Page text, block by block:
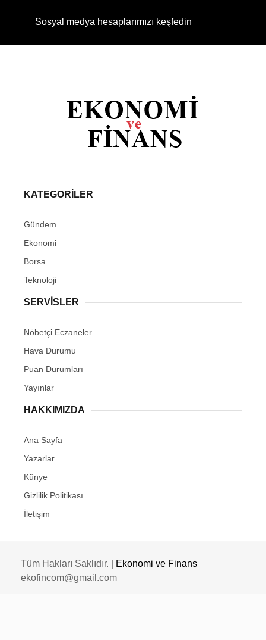
Sosyal medya hesaplarımızı keşfedin
KATEGORİLER
Gündem
Ekonomi
Borsa
Teknoloji
SERVİSLER
Nöbetçi Eczaneler
Hava Durumu
Puan Durumları
Yayınlar
HAKKIMIZDA
Ana Sayfa
Yazarlar
Künye
Gizlilik Politikası
İletişim
Tüm Hakları Saklıdır. |
Ekonomi ve Finans
ekofincom@gmail.com